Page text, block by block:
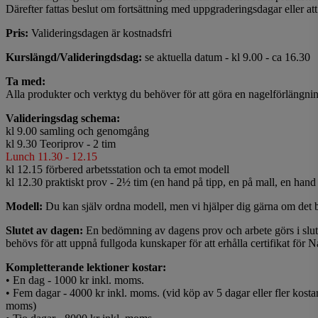
Därefter fattas beslut om fortsättning med uppgraderingsdagar eller
Pris: Valideringsdagen är kostnadsfri
Kurslängd/Valideringdsdag: se aktuella datum - kl 9.00 - ca 16.30
Ta med:
Alla produkter och verktyg du behöver för att göra en
Valideringsdag schema:
kl 9.00 samling och genomgång
kl 9.30 Teoriprov - 2 tim
Lunch 11.30 - 12.15
kl 12.15 förbered arbetsstation och ta emot modell
kl 12.30 praktiskt prov - 2½ tim (en hand på tipp, en på mall, en
Modell: Du kan själv ordna modell, men vi hjälper dig gärna om det
Slutet av dagen: En bedömning av dagens prov och arbete görs i
behövs för att uppnå fullgoda kunskaper för att erhålla certifikat för
Kompletterande lektioner kostar:
• En dag - 1000 kr inkl. moms.
• Fem dagar - 4000 kr inkl. moms. (vid köp av 5 dagar eller fler
moms)